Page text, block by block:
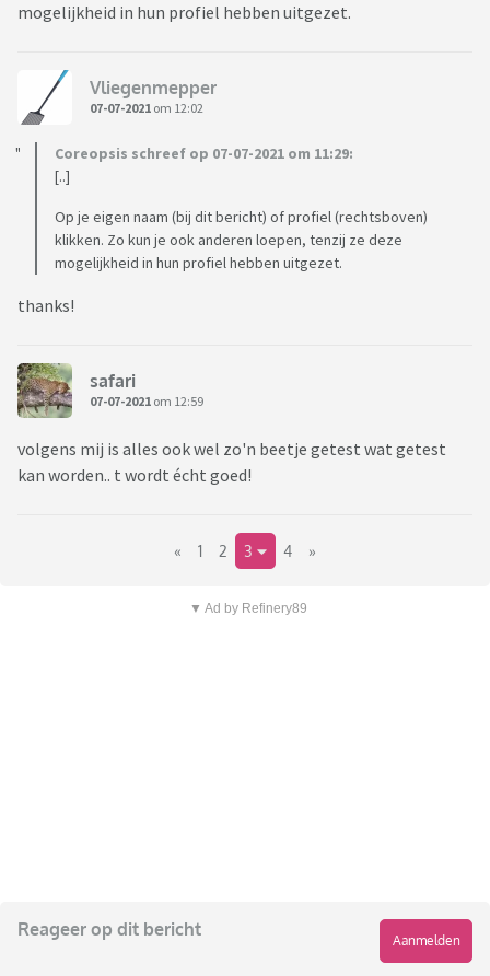
mogelijkheid in hun profiel hebben uitgezet.
Vliegenmepper
07-07-2021 om 12:02
Coreopsis schreef op 07-07-2021 om 11:29:
[..]
Op je eigen naam (bij dit bericht) of profiel (rechtsboven)
klikken. Zo kun je ook anderen loepen, tenzij ze deze
mogelijkheid in hun profiel hebben uitgezet.
thanks!
safari
07-07-2021 om 12:59
volgens mij is alles ook wel zo'n beetje getest wat getest
kan worden.. t wordt écht goed!
« 1 2 3 4 »
▼ Ad by Refinery89
Reageer op dit bericht
Aanmelden